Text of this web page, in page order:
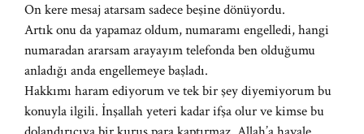
On kere mesaj atarsam sadece beşine dönüyordu.
Artık onu da yapamaz oldum, numaramı engelledi, hangi
numaradan ararsam arayayım telefonda ben olduğumu
anladığı anda engellemeye başladı.
Hakkımı haram ediyorum ve tek bir şey diyemiyorum bu
konuyla ilgili. İnşallah yeteri kadar ifşa olur ve kimse bu